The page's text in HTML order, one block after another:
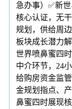
急办事）✅新
核心认证，无
规划，供给周
板块成长潜力
世界喷鼻蜜四
中介环节，24
给购房资金监
金规划指点、
鼻蜜四时展现